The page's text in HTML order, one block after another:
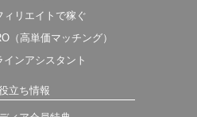
ィリエイトで稼ぐ
（高単価マッチング）
インアシスタント
立ち情報